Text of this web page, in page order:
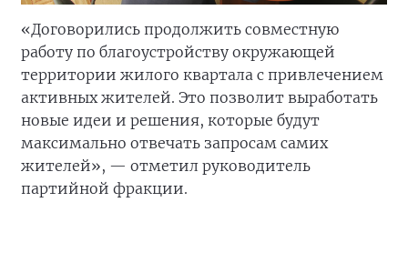
«Договорились продолжить совместную
работу по благоустройству окружающей
территории жилого квартала с привлечением
активных жителей. Это позволит выработать
новые идеи и решения, которые будут
максимально отвечать запросам самих
жителей», — отметил руководитель
партийной фракции.